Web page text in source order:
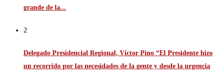
grande de la...
2
Delegado Presidencial Regional, Víctor Pino “El Presidente hizo
un recorrido por las necesidades de la gente y desde la urgencia